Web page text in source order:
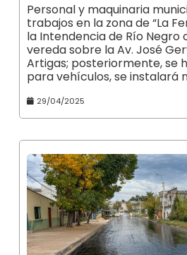
Personal y maquinaria
trabajos en la zona de “La
la Intendencia de Río Negro
vereda sobre la Av. José
Artigas; posteriormente, se
para vehículos, se instalará
29/04/2025